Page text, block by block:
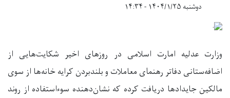
دوشنبه ۱۴۰۴/۱/۲۵ - ۱۴:۳۴
وزارت عدلیه امارت اسلامی در روزهای اخیر شکایت‌هایی از
اضافه‌ستانی دفاتر رهنمای معاملات و بلندبردن کرایه خانه‌ها از سوی
مالکین جایدادها دریافت کرده که نشان‌دهنده سوءاستفاده از روند